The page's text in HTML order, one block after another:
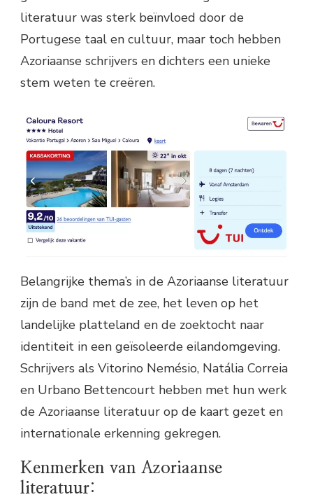
literatuur was sterk beïnvloed door de
Portugese taal en cultuur, maar toch hebben
Azoriaanse schrijvers en dichters een unieke
stem weten te creëren.
Belangrijke thema’s in de Azoriaanse literatuur
zijn de band met de zee, het leven op het
landelijke platteland en de zoektocht naar
identiteit in een geïsoleerde eilandomgeving.
Schrijvers als Vitorino Nemésio, Natália Correia
en Urbano Bettencourt hebben met hun werk
de Azoriaanse literatuur op de kaart gezet en
internationale erkenning gekregen.
Kenmerken van Azoriaanse
literatuur: